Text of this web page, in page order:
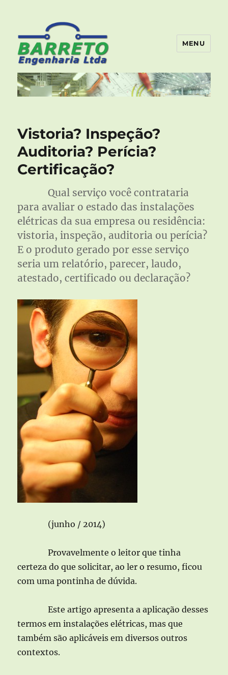
Barreto Engenharia – Artigos
e Notícias
MENU
Vistoria? Inspeção?
Auditoria? Perícia?
Certificação?
Qual serviço você contrataria
para avaliar o estado das instalações
elétricas da sua empresa ou residência:
vistoria, inspeção, auditoria ou perícia?
E o produto gerado por esse serviço
seria um relatório, parecer, laudo,
atestado, certificado ou declaração?
(junho / 2014)
Provavelmente o leitor que tinha
certeza do que solicitar, ao ler o resumo, ficou
com uma pontinha de dúvida.
Este artigo apresenta a aplicação desses
termos em instalações elétricas, mas que
também são aplicáveis em diversos outros
contextos.